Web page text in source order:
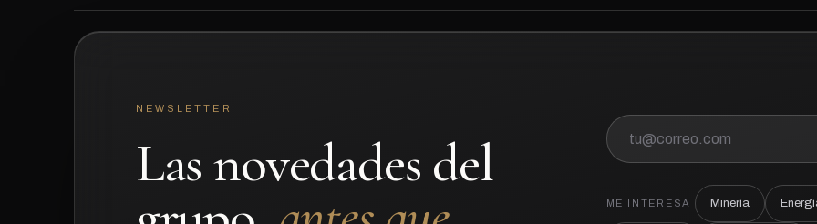
NEWSLETTER
Las novedades del
ME INTERESA Minería